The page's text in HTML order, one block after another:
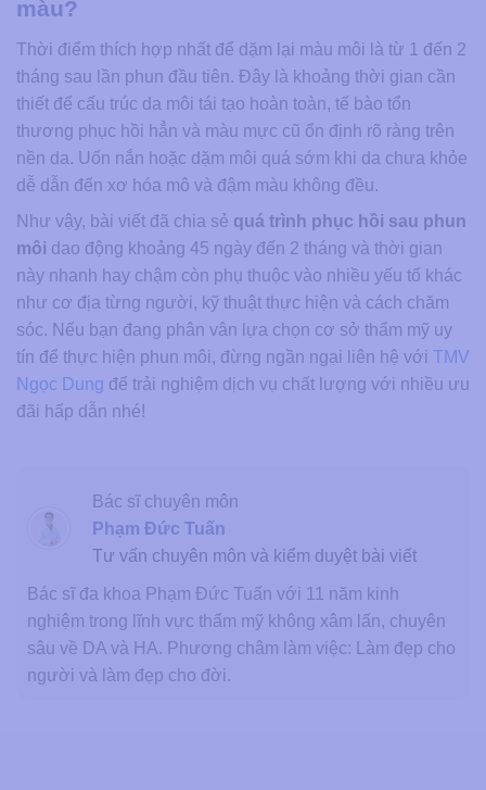
màu?
Thời điểm thích hợp nhất để dặm lại màu môi là từ 1 đến 2
tháng sau lần phun đầu tiên. Đây là khoảng thời gian cần
thiết để cấu trúc da môi tái tạo hoàn toàn, tế bào tổn
thương phục hồi hẳn và màu mực cũ ổn định rõ ràng trên
nền da. Uốn nắn hoặc dặm môi quá sớm khi da chưa khỏe
dễ dẫn đến xơ hóa mô và đậm màu không đều.
Như vậy, bài viết đã chia sẻ quá trình phục hồi sau phun
môi dao động khoảng 45 ngày đến 2 tháng và thời gian
này nhanh hay chậm còn phụ thuộc vào nhiều yếu tố khác
như cơ địa từng người, kỹ thuật thực hiện và cách chăm
sóc. Nếu bạn đang phân vân lựa chọn cơ sở thẩm mỹ uy
tín để thực hiện phun môi, đừng ngần ngại liên hệ với TMV
Ngọc Dung để trải nghiệm dịch vụ chất lượng với nhiều ưu
đãi hấp dẫn nhé!
Bác sĩ chuyên môn
Phạm Đức Tuấn
Tư vấn chuyên môn và kiểm duyệt bài viết
Bác sĩ đa khoa Phạm Đức Tuấn với 11 năm kinh
nghiệm trong lĩnh vực thẩm mỹ không xâm lấn, chuyên
sâu về DA và HA. Phương châm làm việc: Làm đẹp cho
người và làm đẹp cho đời.